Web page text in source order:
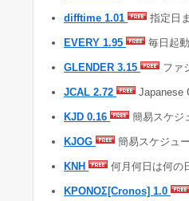
difftime 1.01 指定日
EVERY 1.95 毎日起
GLENDER 3.15 ファ
JCAL 2.72 Japanese
KJD 0.16 簡易スケジ
KJOG 簡易スケジュ
KNH 何月何日は何の
KPONOΣ[Cronos] 1.0